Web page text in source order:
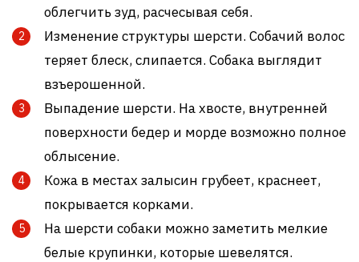
облегчить зуд, расчесывая себя.
Изменение структуры шерсти. Собачий волос
теряет блеск, слипается. Собака выглядит
взъерошенной.
Выпадение шерсти. На хвосте, внутренней
поверхности бедер и морде возможно полное
облысение.
Кожа в местах залысин грубеет, краснеет,
покрывается корками.
На шерсти собаки можно заметить мелкие
белые крупинки, которые шевелятся.